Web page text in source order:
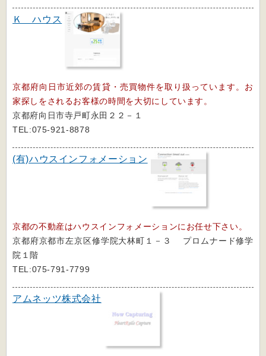
Ｋ ハウス
京都府向日市近郊の賃貸・売買物件を取り扱っています。お
家探しをされるお客様の時間を大切にしています。
京都府向日市寺戸町永田２２－１
TEL:075-921-8878
(有)ハウスインフォメーション
京都の不動産はハウスインフォメーションにお任せ下さい。
京都府京都市左京区修学院大林町１－３ プロムナード修学
院１階
TEL:075-791-7799
アムネッツ株式会社